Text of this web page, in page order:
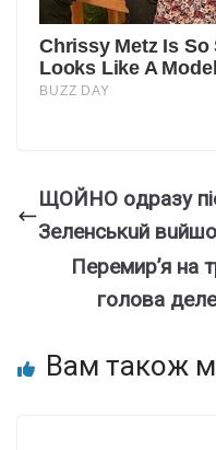
ЩOЙHO oдpaзy
Зeлeнcькuй
Перемир’я на
голова
Вам також